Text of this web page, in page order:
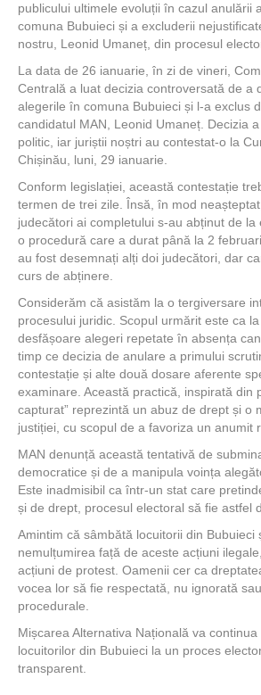
publicului ultimele evoluții în cazul anulării
comuna Bubuieci și a excluderii
nostru, Leonid Umaneț, din procesul
La data de 26 ianuarie, în zi de vineri,
Centrală a luat decizia controversată de a
alegerile în comuna Bubuieci și l-a exclus
candidatul MAN, Leonid Umaneț. Decizia
politic, iar juriștii noștri au contestat-o la
Chișinău, luni, 29 ianuarie.
Conform legislației, această contestație
termen de trei zile. Însă, în mod
judecători ai completului s-au abținut de la
o procedură care a durat până la 2
au fost desemnați alți doi judecători, dar
curs de abținere.
Considerăm că asistăm la o tergiversare
procesului juridic. Scopul urmărit este ca
desfășoare alegeri repetate în absența
timp ce decizia de anulare a primului
contestație și alte două dosare aferente
examinare. Această practică, inspirată din
capturat” reprezintă un abuz de drept și o
justiției, cu scopul de a favoriza un anumit
MAN denunță această tentativă de
democratice și de a manipula voința
Este inadmisibil ca într-un stat care
și de drept, procesul electoral să fie astfel
Amintim că sâmbătă locuitorii din Bubuieci
nemulțumirea față de aceste acțiuni
acțiuni de protest. Oamenii cer ca
vocea lor să fie respectată, nu ignorată
procedurale.
Mișcarea Alternativa Națională va
locuitorilor din Bubuieci la un proces
transparent.